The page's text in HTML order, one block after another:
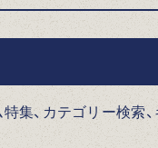
集、カテゴリー検索